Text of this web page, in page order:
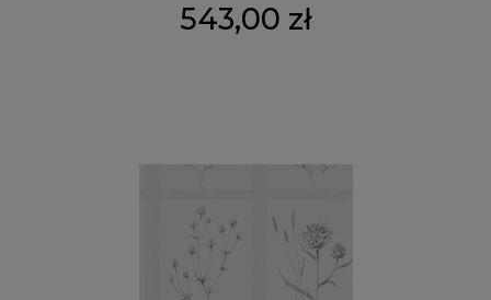
543,00 zł